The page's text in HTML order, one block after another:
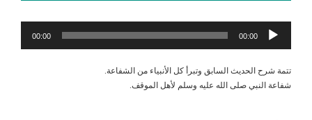
مشغل
الصوت
00:00
00:00
تتمة شرح الحديث السابق وتبرأ كل الأنبياء من الشفاعة.
شفاعة النبي صلى الله عليه وسلم لأهل الموقف.